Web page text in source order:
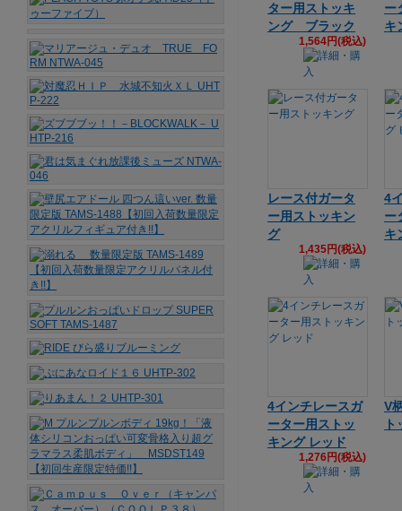
ター用ストッキ
ング ブラック
1,564円(税込)
ー
キ
レース付ガータ
ー用ストッキン
グ
1,435円(税込)
4
ー
キ
4インチレースガ
ーター用ストッ
キング レッド
1,276円(税込)
V